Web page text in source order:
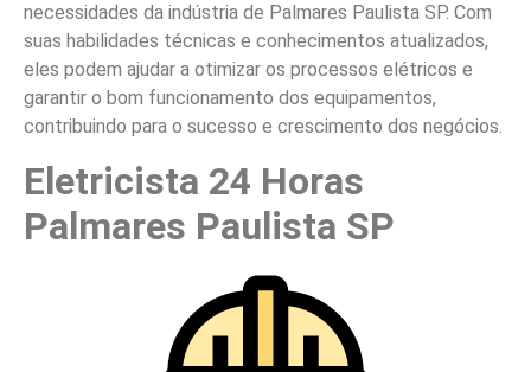
necessidades da indústria de Palmares Paulista SP. Com
suas habilidades técnicas e conhecimentos atualizados,
eles podem ajudar a otimizar os processos elétricos e
garantir o bom funcionamento dos equipamentos,
contribuindo para o sucesso e crescimento dos negócios.
Eletricista 24 Horas
Palmares Paulista SP